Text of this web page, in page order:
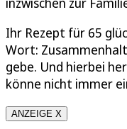
Ihr Rezept für 65
Wort:
gebe. Und hierbei
könne nicht immer
ANZEIGE X